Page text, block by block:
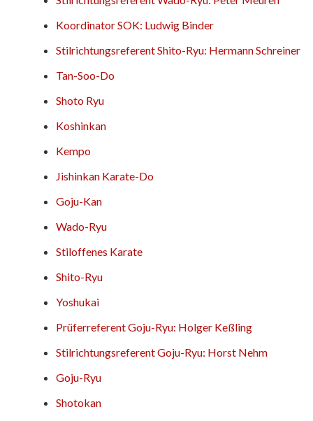
Koordinator SOK: Ludwig Binder
Stilrichtungsreferent Shito-Ryu: Hermann Schreiner
Tan-Soo-Do
Shoto Ryu
Koshinkan
Kempo
Jishinkan Karate-Do
Goju-Kan
Wado-Ryu
Stiloffenes Karate
Shito-Ryu
Yoshukai
Prüferreferent Goju-Ryu: Holger Keßling
Stilrichtungsreferent Goju-Ryu: Horst Nehm
Goju-Ryu
Shotokan